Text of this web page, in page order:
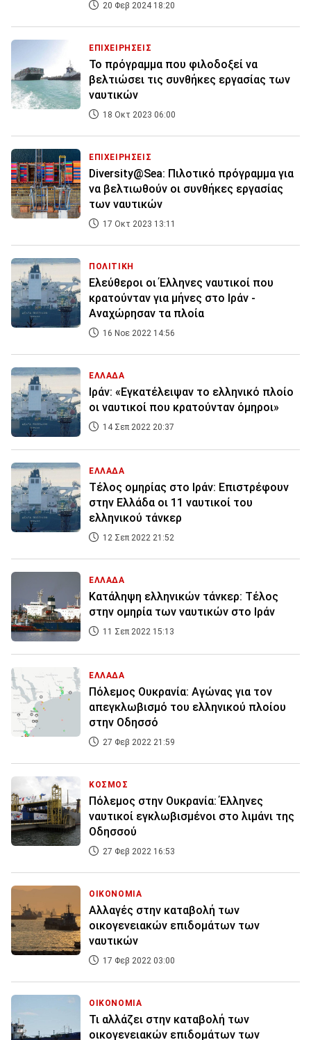
20 Φεβ 2024 18:20
ΕΠΙΧΕΙΡΗΣΕΙΣ
Το πρόγραμμα που φιλοδοξεί να
βελτιώσει τις συνθήκες εργασίας των
ναυτικών
18 Οκτ 2023 06:00
ΕΠΙΧΕΙΡΗΣΕΙΣ
Diversity@Sea: Πιλοτικό πρόγραμμα για
να βελτιωθούν οι συνθήκες εργασίας
των ναυτικών
17 Οκτ 2023 13:11
ΠΟΛΙΤΙΚΗ
Ελεύθεροι οι Έλληνες ναυτικοί που
κρατούνταν για μήνες στο Ιράν -
Αναχώρησαν τα πλοία
16 Νοε 2022 14:56
ΕΛΛΑΔΑ
Ιράν: «Εγκατέλειψαν το ελληνικό πλοίο
οι ναυτικοί που κρατούνταν όμηροι»
14 Σεπ 2022 20:37
ΕΛΛΑΔΑ
Τέλος ομηρίας στο Ιράν: Επιστρέφουν
στην Ελλάδα οι 11 ναυτικοί του
ελληνικού τάνκερ
12 Σεπ 2022 21:52
ΕΛΛΑΔΑ
Κατάληψη ελληνικών τάνκερ: Τέλος
στην ομηρία των ναυτικών στο Ιράν
11 Σεπ 2022 15:13
ΕΛΛΑΔΑ
Πόλεμος Ουκρανία: Αγώνας για τον
απεγκλωβισμό του ελληνικού πλοίου
στην Οδησσό
27 Φεβ 2022 21:59
ΚΟΣΜΟΣ
Πόλεμος στην Ουκρανία: Έλληνες
ναυτικοί εγκλωβισμένοι στο λιμάνι της
Οδησσού
27 Φεβ 2022 16:53
ΟΙΚΟΝΟΜΙΑ
Αλλαγές στην καταβολή των
οικογενειακών επιδομάτων των
ναυτικών
17 Φεβ 2022 03:00
ΟΙΚΟΝΟΜΙΑ
Τι αλλάζει στην καταβολή των
οικογενειακών επιδομάτων των